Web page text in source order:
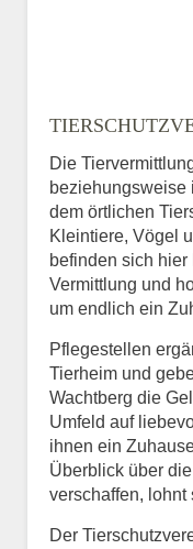
Die
beziehungsweise
dem örtlichen
Kleintiere, Vögel
befinden sich
Vermittlung und
um endlich ein
Pflegestellen
Tierheim und
Wachtberg die
Umfeld auf
ihnen ein
Überblick über
verschaffen, lohnt
Der